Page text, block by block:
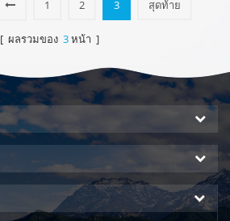
1 2 3 สุดท้าย
[ ผลรวมของ 3หน้า ]